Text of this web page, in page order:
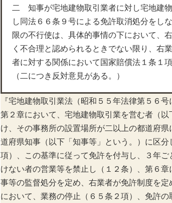
二 知事が宅地建物取引業者に対し宅地建
し同法６６条９号による免許取消処分をし
限の不行使は、具体的事情の下において、
く不合理と認められるときでない限り、右
者に対する関係において国家賠償法１条１
（二につき反対意見がある。）
『宅地建物取引業法（昭和５５年法律第５６
第２章において、宅地建物取引業を営む者（
け、その事務所の設置場所が二以上の都道府
道府県知事（以下「知事等」という。）に区
項）、この基準に従って免許を付与し、３年
けない者の営業等を禁止し（１２条）、第６
事等の監督処分を定め、右業者が免許制度を
において、業務の停止（６５条２項）、免許